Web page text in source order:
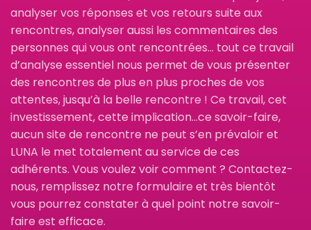
analyser vos réponses et vos retours suite aux
rencontres, analyser aussi les commentaires des
personnes qui vous ont rencontrées… tout ce travail
d’analyse essentiel nous permet de vous présenter
des rencontres de plus en plus proches de vos
attentes, jusqu’à la belle rencontre ! Ce travail, cet
investissement, cette implication…ce savoir-faire,
aucun site de rencontre ne peut s’en prévaloir et
LUNA le met totalement au service de ces
adhérents. Vous voulez voir comment ? Contactez-
nous, remplissez notre formulaire et très bientôt
vous pourrez constater à quel point notre savoir-
faire est efficace.